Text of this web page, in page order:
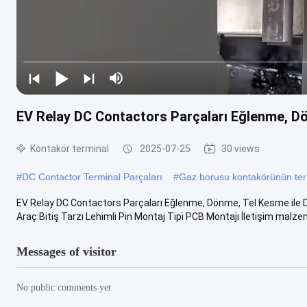
EV Relay DC Contactors Parçaları Eğlenme,
Kontakör terminal 2025-07-25 30 views
#DC Contactor Terminal Parçaları #Gaz borusu kontakörünün
EV Relay DC Contactors Parçaları Eğlenme, Dönme, Tel Kesme
Araç Bitiş Tarzı Lehimli Pin Montaj Tipi PCB Montajı İletişim
Messages of visitor
No public comments yet